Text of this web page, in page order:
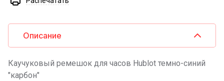
Описание
Каучуковый ремешок для часов Hublot темно-синий
"карбон"